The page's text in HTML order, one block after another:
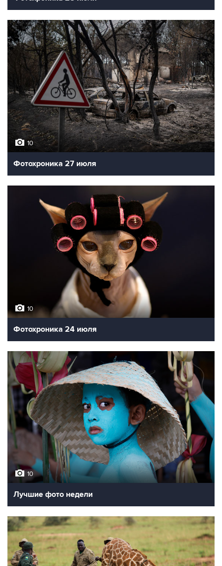
10
Фотохроника 27 июля
10
Фотохроника 24 июля
10
Лучшие фото недели